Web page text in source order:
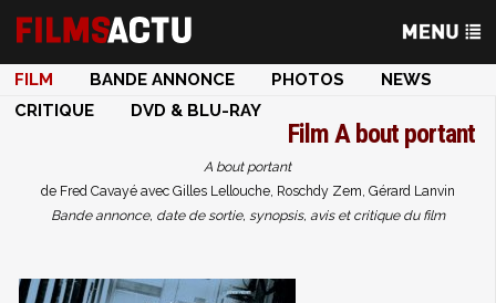
FILM BANDE ANNONCE PHOTOS
NEWS
CRITIQUE
DVD & BLU-RAY
FilmA bout portant
A bout portant
de Fred Cavayé avec Gilles Lellouche, Roschdy Zem, Gérard Lanvin
Bande annonce, date de sortie, synopsis, avis et critique du film